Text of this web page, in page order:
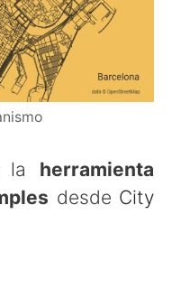
la herramienta
desde City